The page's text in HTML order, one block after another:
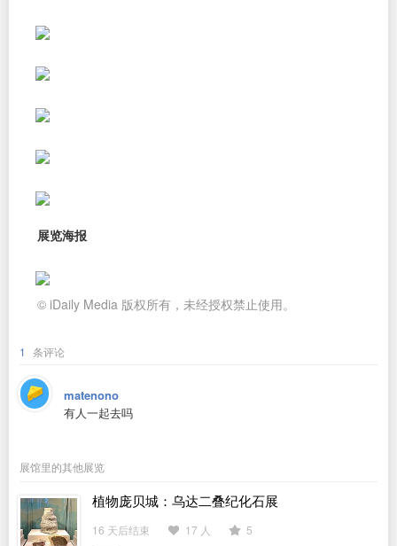
展览海报
© iDaily Media 版权所有，未经授权禁止使用。
1 条评论
matenono
有人一起去吗
展馆里的其他展览
植物庞贝城：乌达二叠纪化石展
16 天后结束 17 人
5